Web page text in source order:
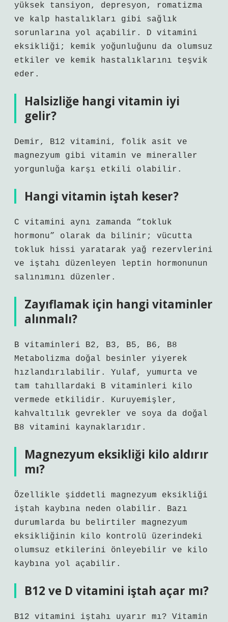
yüksek tansiyon, depresyon, romatizma
ve kalp hastalıkları gibi sağlık
sorunlarına yol açabilir. D vitamini
eksikliği; kemik yoğunluğunu da olumsuz
etkiler ve kemik hastalıklarını teşvik
eder.
Halsizliğe hangi vitamin iyi
gelir?
Demir, B12 vitamini, folik asit ve
magnezyum gibi vitamin ve mineraller
yorgunluğa karşı etkili olabilir.
Hangi vitamin iştah keser?
C vitamini aynı zamanda “tokluk
hormonu” olarak da bilinir; vücutta
tokluk hissi yaratarak yağ rezervlerini
ve iştahı düzenleyen leptin hormonunun
salınımını düzenler.
Zayıflamak için hangi vitaminler
alınmalı?
B vitaminleri B2, B3, B5, B6, B8
Metabolizma doğal besinler yiyerek
hızlandırılabilir. Yulaf, yumurta ve
tam tahıllardaki B vitaminleri kilo
vermede etkilidir. Kuruyemişler,
kahvaltılık gevrekler ve soya da doğal
B8 vitamini kaynaklarıdır.
Magnezyum eksikliği kilo aldırır
mı?
Özellikle şiddetli magnezyum eksikliği
iştah kaybına neden olabilir. Bazı
durumlarda bu belirtiler magnezyum
eksikliğinin kilo kontrolü üzerindeki
olumsuz etkilerini önleyebilir ve kilo
kaybına yol açabilir.
B12 ve D vitamini iştah açar mı?
B12 vitamini iştahı uyarır mı? Vitamin